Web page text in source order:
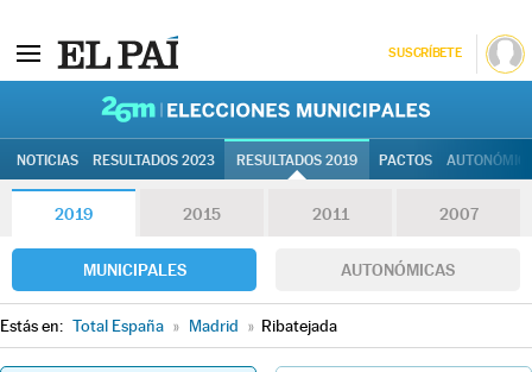
SUSCRÍBETE
NOTICIAS RESULTADOS 2023 RESULTADOS 2019 PACTOS
2019 2015 2011 2007
MUNICIPALES AUTONÓMICAS
Estás en: Total España » Madrid » Ribatejada